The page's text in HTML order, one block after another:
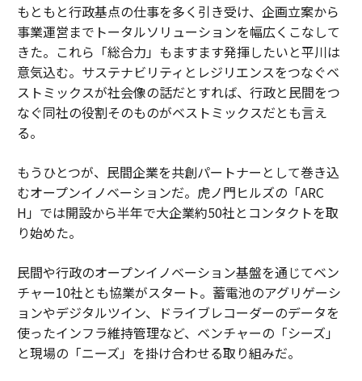
もともと行政基点の仕事を多く引き受け、企画立案から
事業運営までトータルソリューションを幅広くこなして
きた。これら「総合力」もますます発揮したいと平川は
意気込む。サステナビリティとレジリエンスをつなぐベ
ストミックスが社会像の話だとすれば、行政と民間をつ
なぐ同社の役割そのものがベストミックスだとも言え
る。
もうひとつが、民間企業を共創パートナーとして巻き込
むオープンイノベーションだ。虎ノ門ヒルズの「ARC
H」では開設から半年で大企業約50社とコンタクトを取
り始めた。
民間や行政のオープンイノベーション基盤を通じてベン
チャー10社とも協業がスタート。蓄電池のアグリゲーシ
ョンやデジタルツイン、ドライブレコーダーのデータを
使ったインフラ維持管理など、ベンチャーの「シーズ」
と現場の「ニーズ」を掛け合わせる取り組みだ。